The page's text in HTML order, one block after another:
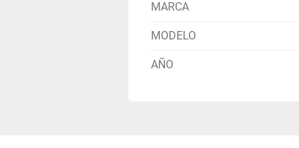
MARCA
MODELO
AÑO